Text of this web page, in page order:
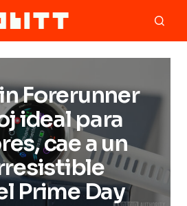
Forerunner
ideal para
cae a un
Prime Day